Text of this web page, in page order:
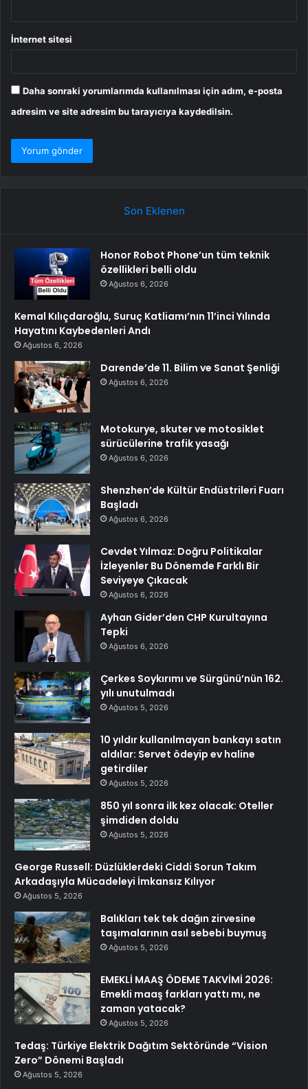
İnternet sitesi
Daha sonraki yorumlarımda kullanılması için adım, e-posta
adresim ve site adresim bu tarayıcıya kaydedilsin.
Son Eklenen
Honor Robot Phone’un tüm teknik
özellikleri belli oldu
Ağustos 6, 2026
Kemal Kılıçdaroğlu, Suruç Katliamı’nın 11’inci Yılında
Hayatını Kaybedenleri Andı
Ağustos 6, 2026
Darende’de 11. Bilim ve Sanat Şenliği
Ağustos 6, 2026
Motokurye, skuter ve motosiklet
sürücülerine trafik yasağı
Ağustos 6, 2026
Shenzhen’de Kültür Endüstrileri Fuarı
Başladı
Ağustos 6, 2026
Cevdet Yılmaz: Doğru Politikalar
İzleyenler Bu Dönemde Farklı Bir
Seviyeye Çıkacak
Ağustos 6, 2026
Ayhan Gider’den CHP Kurultayına
Tepki
Ağustos 6, 2026
Çerkes Soykırımı ve Sürgünü’nün 162.
yılı unutulmadı
Ağustos 5, 2026
10 yıldır kullanılmayan bankayı satın
aldılar: Servet ödeyip ev haline
getirdiler
Ağustos 5, 2026
850 yıl sonra ilk kez olacak: Oteller
şimdiden doldu
Ağustos 5, 2026
George Russell: Düzlüklerdeki Ciddi Sorun Takım
Arkadaşıyla Mücadeleyi İmkansız Kılıyor
Ağustos 5, 2026
Balıkları tek tek dağın zirvesine
taşımalarının asıl sebebi buymuş
Ağustos 5, 2026
EMEKLİ MAAŞ ÖDEME TAKVİMİ 2026:
Emekli maaş farkları yattı mı, ne
zaman yatacak?
Ağustos 5, 2026
Tedaş: Türkiye Elektrik Dağıtım Sektöründe “Vision
Zero” Dönemi Başladı
Ağustos 5, 2026